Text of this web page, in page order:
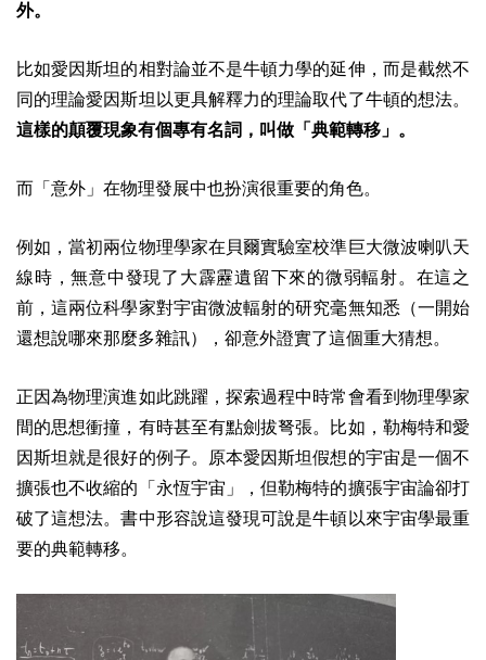
外。
比如愛因斯坦的相對論並不是牛頓力學的延伸，而是截然不
同的理論愛因斯坦以更具解釋力的理論取代了牛頓的想法。
這樣的顛覆現象有個專有名詞，叫做「 典範轉移 」。
而「意外」在物理發展中也扮演很重要的角色。
例如，當初兩位物理學家在貝爾實驗室校準巨大微波喇叭天
線時，無意中發現了大霹靂遺留下來的微弱輻射。在這之
前，這兩位科學家對宇宙微波輻射的研究毫無知悉（一開始
還想說哪來那麼多雜訊），卻意外證實了這個重大猜想。
正因為物理演進如此跳躍，探索過程中時常會看到物理學家
間的思想衝撞，有時甚至有點劍拔弩張。比如，勒梅特和愛
因斯坦就是很好的例子。原本愛因斯坦假想的宇宙是一個不
擴張也不收縮的「永恆宇宙」，但勒梅特的擴張宇宙論卻打
破了這想法。書中形容說這發現可說是牛頓以來宇宙學最重
要的典範轉移。